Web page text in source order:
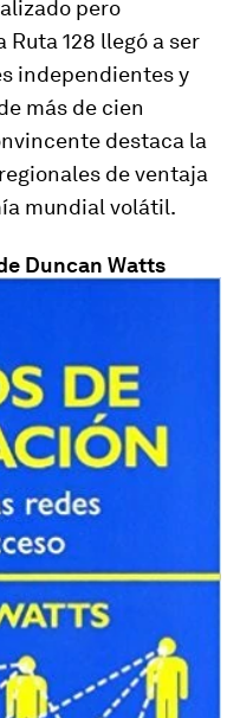
pero
128 llegó a ser
independientes y
más de cien
destaca la
de ventaja
mundial volátil.
Duncan Watts